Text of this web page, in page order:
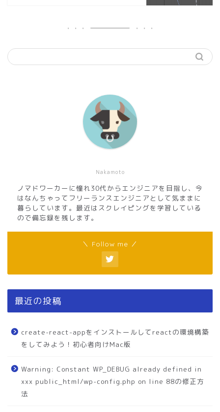
Nakamoto
ノマドワーカーに憧れ30代からエンジニアを目指し、今
はなんちゃってフリーランスエンジニアとして気ままに
暮らしています。最近はスクレイピングを学習している
ので備忘録を残します。
＼ Follow me ／
最近の投稿
create-react-appをインストールしてreactの環境構築
をしてみよう！初心者向けMac版
Warning: Constant WP_DEBUG already defined in
xxx public_html/wp-config.php on line 88の修正方
法